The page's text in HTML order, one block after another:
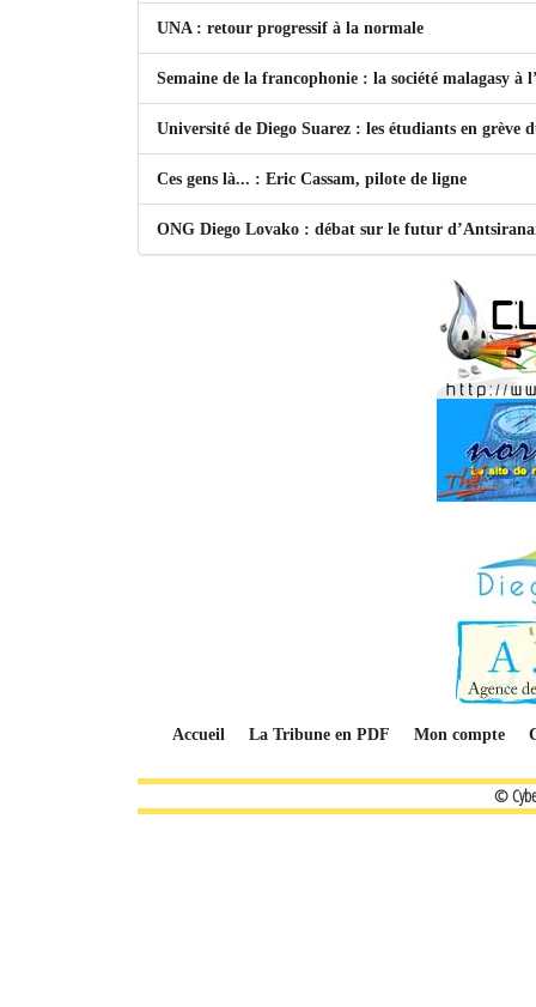
UNA : retour progressif à la normale
Semaine de la francophonie : la société malagasy à
Université de Diego Suarez : les étudiants en grève
Ces gens là... : Eric Cassam, pilote de ligne
ONG Diego Lovako : débat sur le futur
Accueil La Tribune en PDF Mon compte
©